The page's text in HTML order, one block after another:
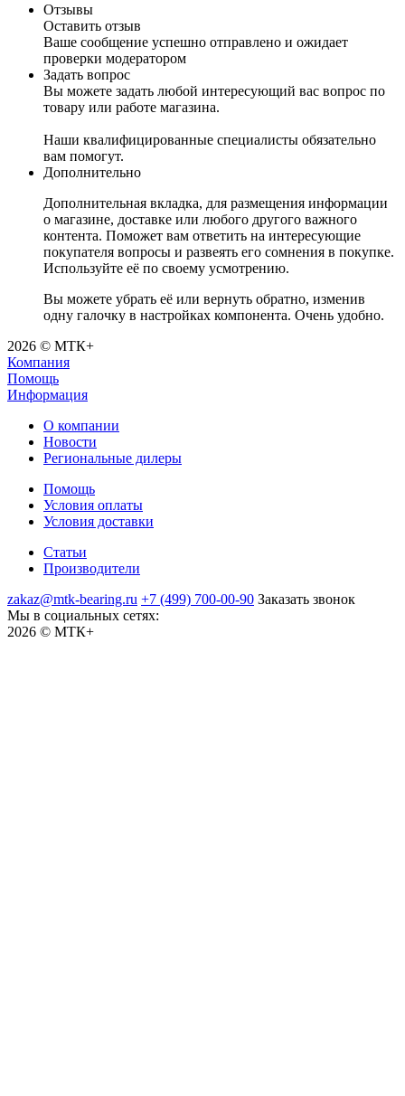
Отзывы
Оставить отзыв
Ваше сообщение успешно отправлено и ожидает
проверки модератором
Задать вопрос
Вы можете задать любой интересующий вас вопрос по
товару или работе магазина.
Наши квалифицированные специалисты обязательно
вам помогут.
Дополнительно
Дополнительная вкладка, для размещения информации
о магазине, доставке или любого другого важного
контента. Поможет вам ответить на интересующие
покупателя вопросы и развеять его сомнения в покупке.
Используйте её по своему усмотрению.
Вы можете убрать её или вернуть обратно, изменив
одну галочку в настройках компонента. Очень удобно.
2026 © МТК+
Компания
Помощь
Информация
О компании
Новости
Региональные дилеры
Помощь
Условия оплаты
Условия доставки
Статьи
Производители
zakaz@mtk-bearing.ru +7 (499) 700-00-90 Заказать звонок
Мы в социальных сетях:
2026 © МТК+